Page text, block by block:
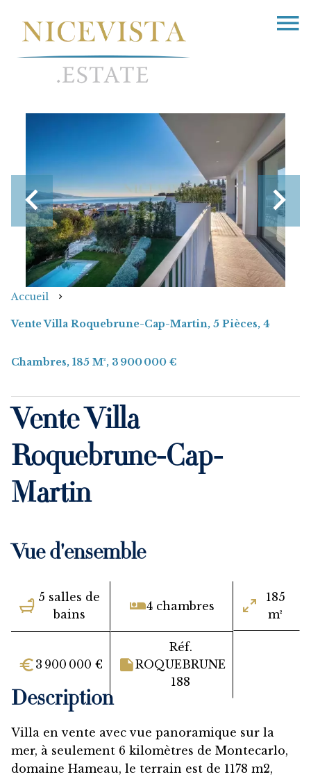
Accueil
Vente Villa Roquebrune-Cap-Martin, 5 Pièces, 4
Chambres, 185 M², 3 900 000 €
Vente Villa
Roquebrune-Cap-
Martin
Vue d'ensemble
5 salles de
bains
4 chambres
185
m²
3 900 000 €
Réf.
ROQUEBRUNE
188
Description
Villa en vente avec vue panoramique sur la
mer, à seulement 6 kilomètres de Montecarlo,
domaine Hameau, le terrain est de 1178 m2,